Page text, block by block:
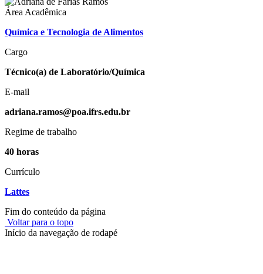
Área Acadêmica
Química e Tecnologia de Alimentos
Cargo
Técnico(a) de Laboratório/Química
E-mail
adriana.ramos@poa.ifrs.edu.br
Regime de trabalho
40 horas
Currículo
Lattes
Fim do conteúdo da página
Voltar para o topo
Início da navegação de rodapé